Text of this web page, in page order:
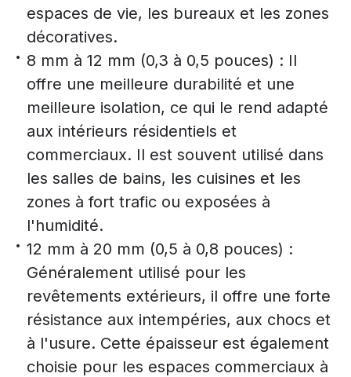
espaces de vie, les bureaux et les zones
décoratives.
8 mm à 12 mm (0,3 à 0,5 pouces) : Il
offre une meilleure durabilité et une
meilleure isolation, ce qui le rend adapté
aux intérieurs résidentiels et
commerciaux. Il est souvent utilisé dans
les salles de bains, les cuisines et les
zones à fort trafic ou exposées à
l'humidité.
12 mm à 20 mm (0,5 à 0,8 pouces) :
Généralement utilisé pour les
revêtements extérieurs, il offre une forte
résistance aux intempéries, aux chocs et
à l'usure. Cette épaisseur est également
choisie pour les espaces commerciaux à